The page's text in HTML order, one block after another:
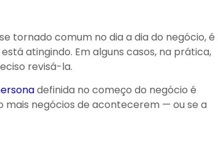
tornado comum no dia a dia do negócio, é
atingindo. Em alguns casos, na prática,
revisá-la.
definida no começo do negócio é
negócios de acontecerem — ou se a